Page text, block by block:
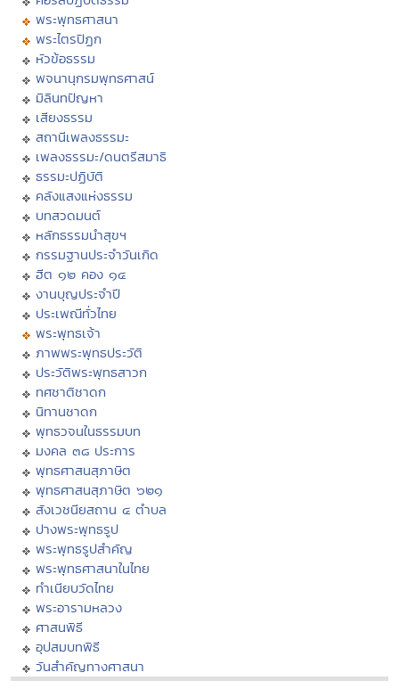
พระพุทธศาสนา
พระไตรปิฏก
หัวข้อธรรม
พจนานุกรมพุทธศาสน์
มิลินทปัญหา
เสียงธรรม
สถานีเพลงธรรมะ
เพลงธรรมะ/ดนตรีสมาธิ
ธรรมะปฏิบัติ
คลังแสงแห่งธรรม
บทสวดมนต์
หลักธรรมนำสุขฯ
กรรมฐานประจำวันเกิด
ฮีต ๑๒ คอง ๑๔
งานบุญประจำปี
ประเพณีทั่วไทย
พระพุทธเจ้า
ภาพพระพุทธประวัติ
ประวัติพระพุทธสาวก
ทศชาติชาดก
นิทานชาดก
พุทธวจนในธรรมบท
มงคล ๓๘ ประการ
พุทธศาสนสุภาษิต
พุทธศาสนสุภาษิต ๖๒๑
สังเวชนียสถาน ๔ ตำบล
ปางพระพุทธรูป
พระพุทธรูปสำคัญ
พระพุทธศาสนาในไทย
ทำเนียบวัดไทย
พระอารามหลวง
ศาสนพิธี
อุปสมบทพิธี
วันสำคัญทางศาสนา